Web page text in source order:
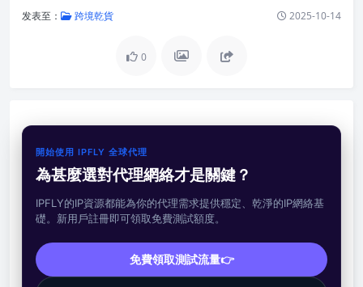
发表至： 跨境乾貨 2025-10-14
0
開始使用 IPFLY 全球代理
為甚麼選對代理網絡才是關鍵？
IPFLY的IP資源都能為你的代理需求提供穩定、乾淨的IP網絡基
礎。新用戶註冊即可領取免費測試額度。
免費領取測試流量👉